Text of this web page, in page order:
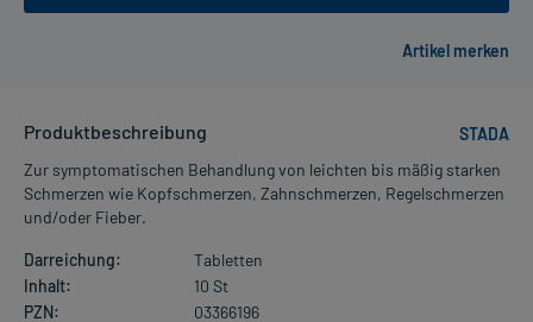
Produktbeschreibung
STADA
Zur symptomatischen Behandlung von leichten bis mäßig starken
Schmerzen wie Kopfschmerzen, Zahnschmerzen, Regelschmerzen
und/oder Fieber.
Darreichung:
Tabletten
Inhalt:
10 St
PZN:
03366196